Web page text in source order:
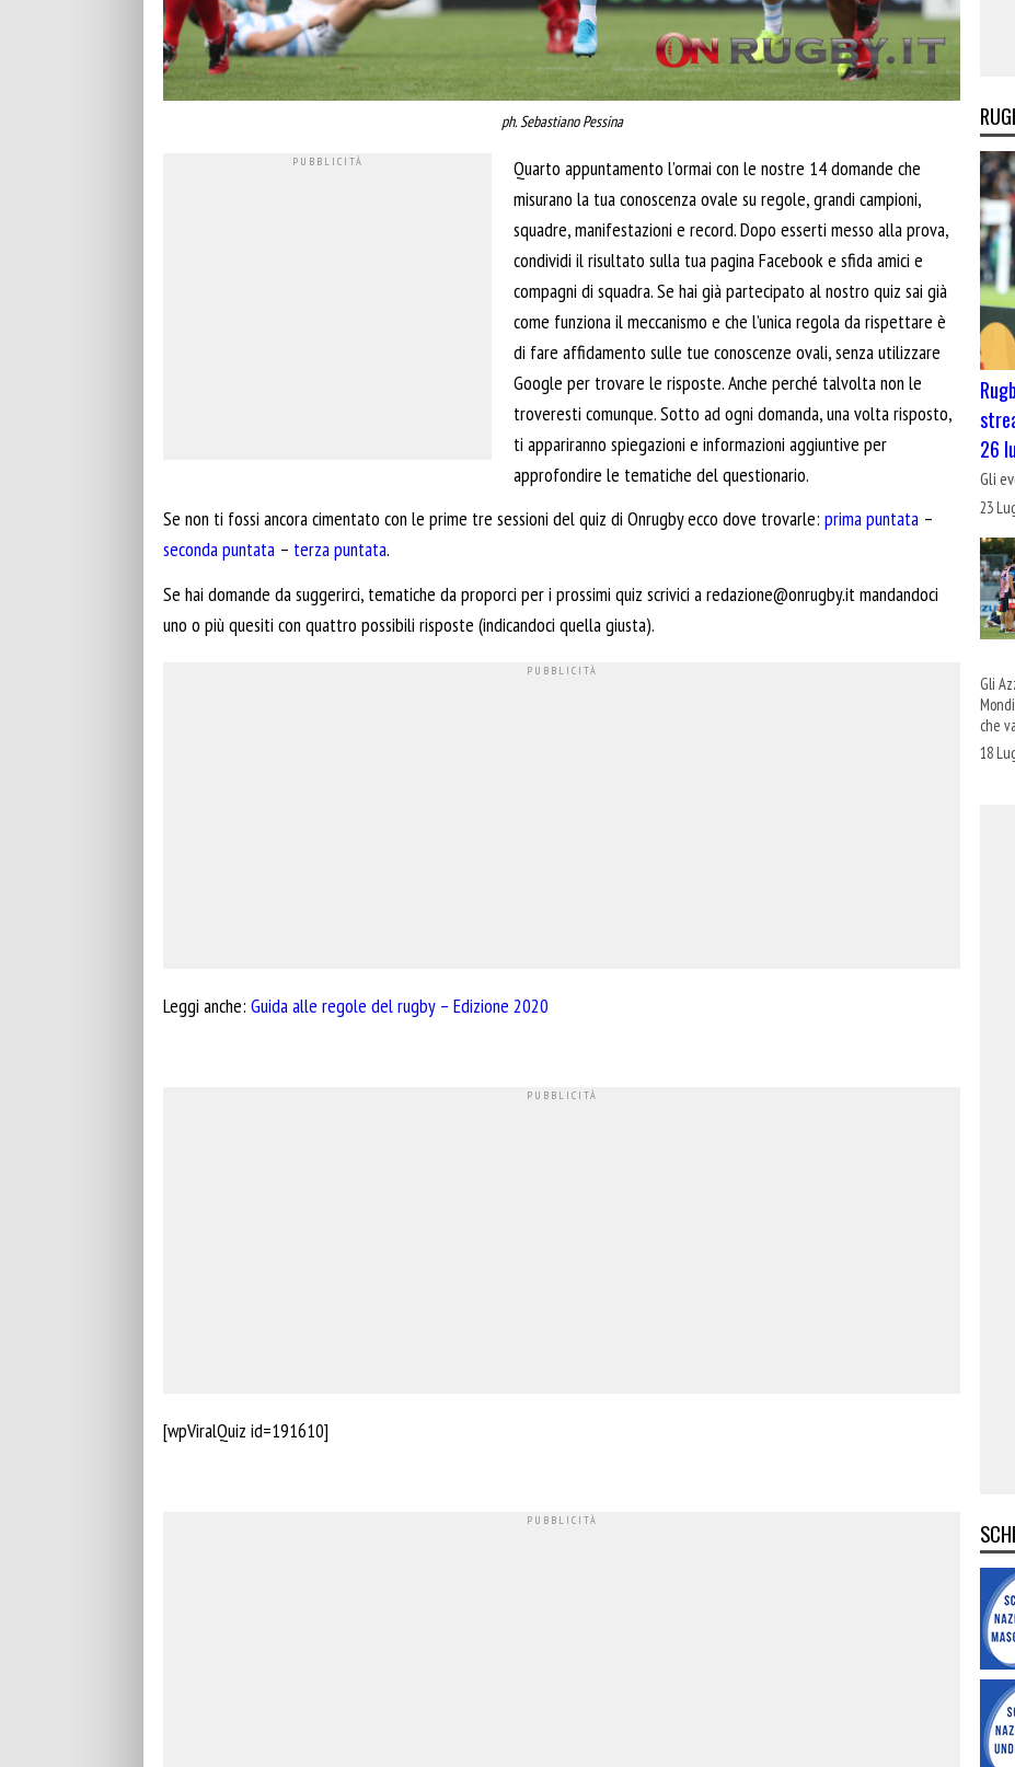
ph. Sebastiano Pessina
Quarto appuntamento l’ormai con le nostre 14 domande che
misurano la tua conoscenza ovale su regole, grandi campioni,
squadre, manifestazioni e record. Dopo esserti messo alla prova,
condividi il risultato sulla tua pagina Facebook e sfida amici e
compagni di squadra. Se hai già partecipato al nostro quiz sai già
come funziona il meccanismo e che l’unica regola da rispettare è
di fare affidamento sulle tue conoscenze ovali, senza utilizzare
Google per trovare le risposte. Anche perché talvolta non le
troveresti comunque. Sotto ad ogni domanda, una volta risposto,
ti appariranno spiegazioni e informazioni aggiuntive per
approfondire le tematiche del questionario.
Se non ti fossi ancora cimentato con le prime tre sessioni del quiz di Onrugby ecco dove trovarle: prima puntata –
seconda puntata – terza puntata.
Se hai domande da suggerirci, tematiche da proporci per i prossimi quiz scrivici aredazione@onrugby.itmandandoci
uno o più quesiti con quattro possibili risposte (indicandoci quella giusta).
Leggi anche: Guida alle regole del rugby – Edizione 2020
[wpViralQuiz id=191610]
26
Gli
23
Gli
che
18